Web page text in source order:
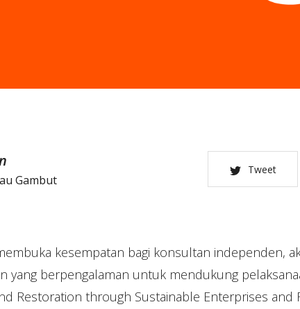
Gambut
Tweet
kesempatan bagi konsultan independen,
yang berpengalaman untuk mendukung
Restoration through Sustainable Enterprises and